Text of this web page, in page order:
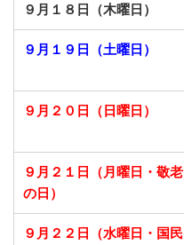
９月１８日（木曜日）
９月１９日（土曜日）
９月２０日（日曜日）
９月２１日
（月曜日・敬老
の日）
９月２２日
（水曜日・国民